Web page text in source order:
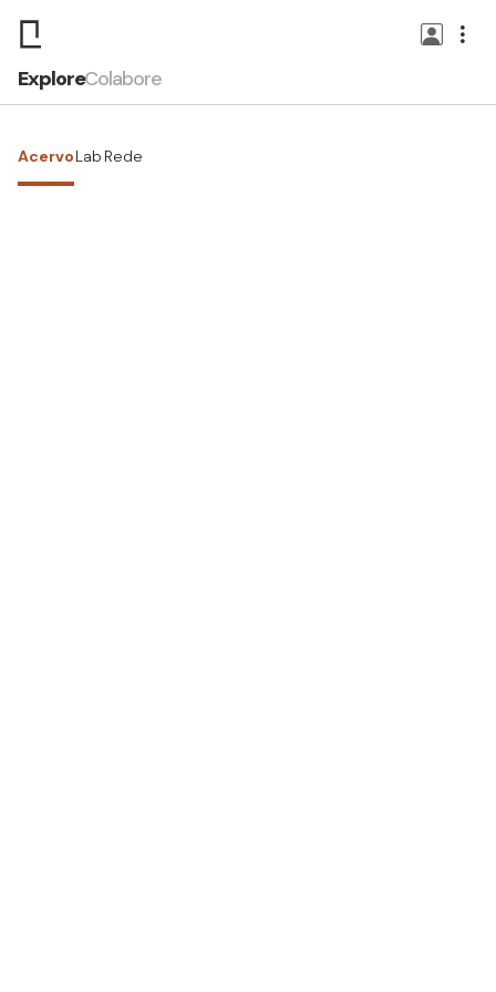
ExploreColabore
AcervoLab Rede